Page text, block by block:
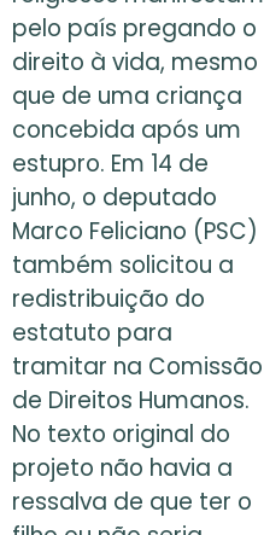
pelo país pregando o
direito à vida, mesmo
que de uma criança
concebida após um
estupro. Em 14 de
junho, o deputado
Marco Feliciano (PSC)
também solicitou a
redistribuição do
estatuto para
tramitar na Comissão
de Direitos Humanos.
No texto original do
projeto não havia a
ressalva de que ter o